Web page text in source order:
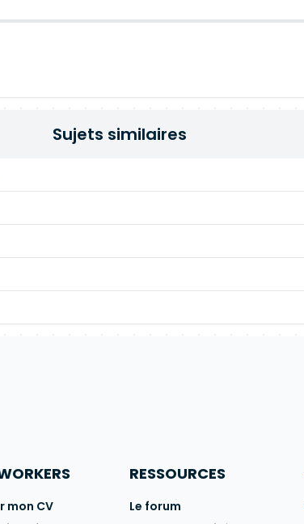
Sujets similaires
mon CV
RESSOURCES
Le forum